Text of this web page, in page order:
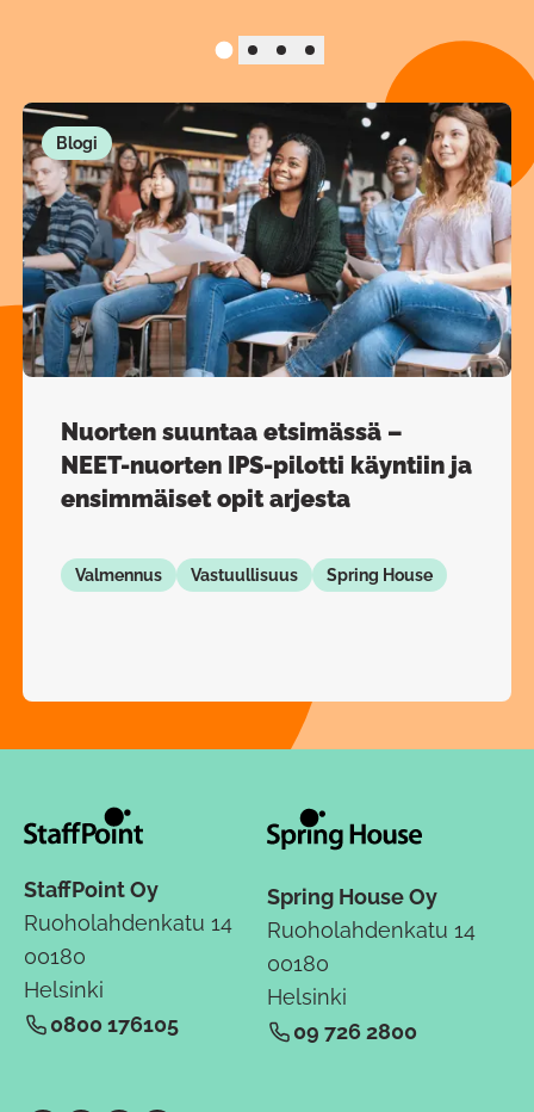
Liuku 1
Liuku 2
LiukuLiuku
Blogi
Nuorten suuntaa etsimässä –
NEET-nuorten IPS-pilotti käyntiin ja
ensimmäiset opit arjesta
Valmennus Vastuullisuus Spring House
StaffPoint Oy
Ruoholahdenkatu 14
00180
Helsinki
0800 176105
Spring House Oy
Ruoholahdenkatu 14
00180
Helsinki
09 726 2800